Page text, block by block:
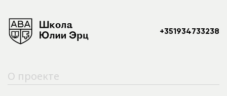
+351934733238
О проекте